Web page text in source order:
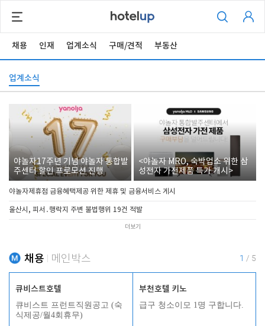
채용 인재 업계소식 구매/견적 부동산
업계소식
야놀자17주년 기념 야놀자 통합발
주센터 할인 프로모션 진행
<야놀자 MRO, 숙박업소 위한 삼
성전자 가전제품 특가 개시>
야놀자제휴점 금융혜택제공 위한 제휴 및 금융서비스 게시
울산시, 피서․행락지 주변 불법행위 19건 적발
더보기
채용 메인박스 1 / 5
큐비스트호텔
큐비스트 프런트직원공고 (숙
식제공/월4회휴무)
부천호텔 키노
급구 청소이모 1명 구합니다.